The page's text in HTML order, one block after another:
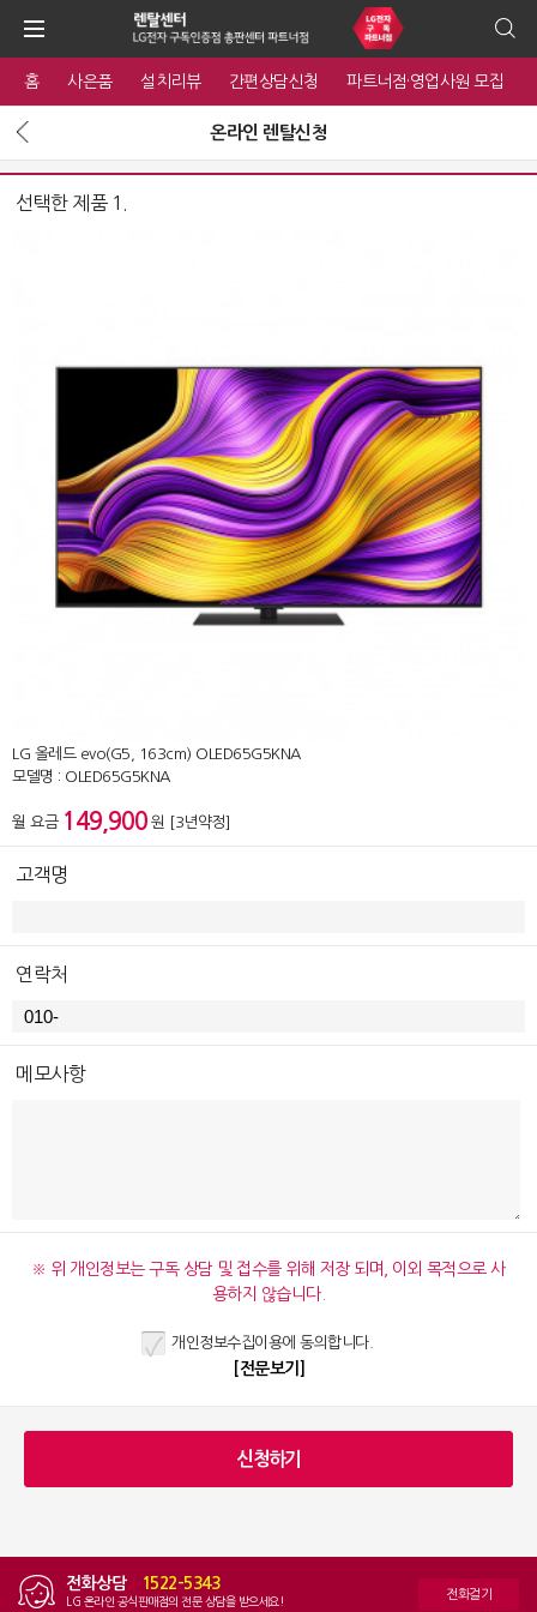
홈 사은품 설치리뷰 간편상담신청 파트너점·영업사원 모집
온라인 렌탈신청
선택한 제품 1.
LG 올레드 evo(G5, 163cm) OLED65G5KNA
모델명 : OLED65G5KNA
월 요금 149,900 원 [3년약정]
고객명
연락처
메모사항
※ 위 개인정보는 구독 상담 및 접수를 위해 저장 되며, 이외 목적으로 사
용하지 않습니다.
개인정보수집이용에 동의합니다.
[전문보기]
전화상담 1522-5343
LG 온라인 공식판매점의 전문 상담을 받으세요! 전화걸기